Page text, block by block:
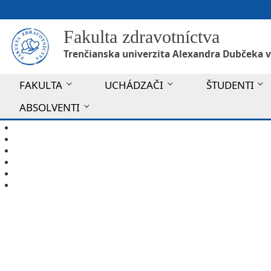
Fakulta zdravotníctva
Trenčianska univerzita Alexandra Dubčeka
FAKULTA UCHÁDZAČI
ŠTUDENTI
ABSOLVENTI